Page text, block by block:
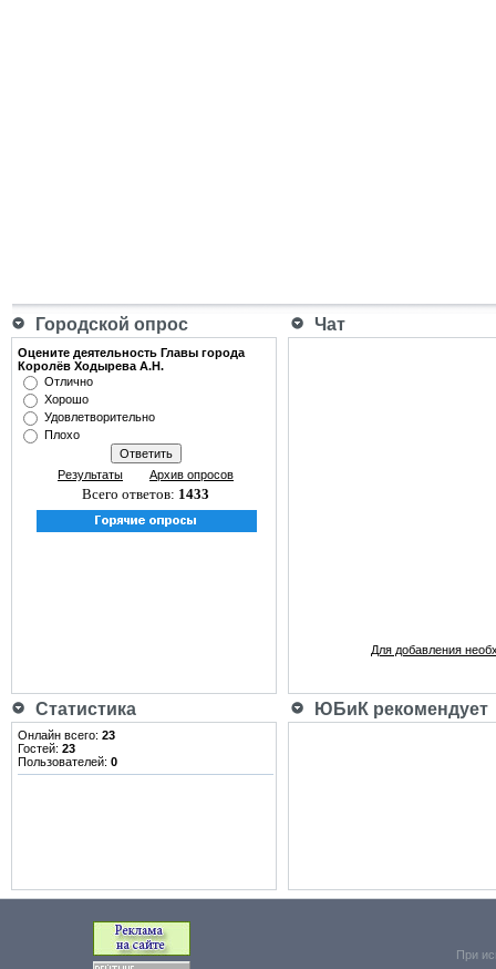
Городской опрос Чат
Оцените деятельность Главы города
Королёв Ходырева А.Н.
Отлично
Хорошо
Удовлетворительно
Плохо
Результаты Архив опросов
Всего ответов: 1433
Для добавления
Статистика ЮБиК рекомендует
Онлайн всего: 23
Гостей: 23
Пользователей: 0
При